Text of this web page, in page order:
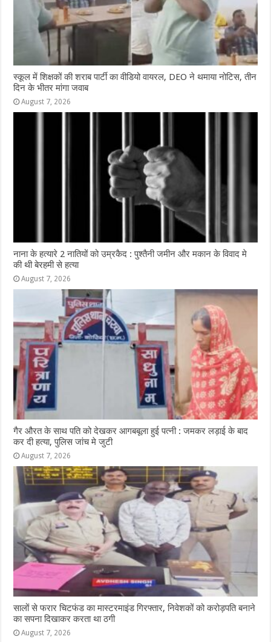
स्कूल में शिक्षकों की शराब पार्टी का वीडियो वायरल, DEO ने थमाया नोटिस, तीन
दिन के भीतर मांगा जवाब
August 7, 2026
नाना के हत्यारे 2 नातियों को उम्रकैद : पुश्तैनी जमीन और मकान के विवाद मे
की थी बेरहमी से हत्या
August 7, 2026
गैर औरत के साथ पति को देखकर आगबबूला हुई पत्नी : जमकर लड़ाई के बाद
कर दी हत्या, पुलिस जांच मे जुटी
August 7, 2026
सालों से फरार चिटफंड का मास्टरमाइंड गिरफ्तार, निवेशकों को करोड़पति बनाने
का सपना दिखाकर करता था ठगी
August 7, 2026